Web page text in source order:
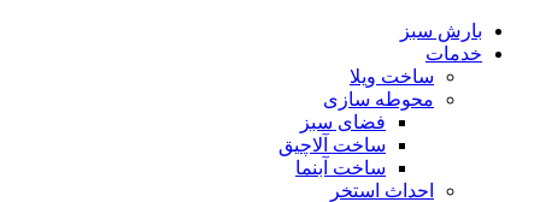
بارش سبز
خدمات
ساخت ویلا
محوطه سازی
فضای سبز
ساخت آلاچیق
ساخت آبنما
احداث استخر